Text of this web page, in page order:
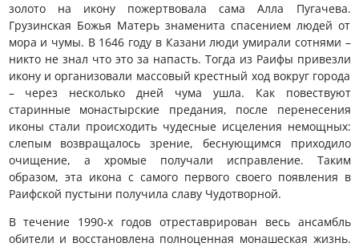
золото на икону пожертвовала сама Алла Пугачева.
Грузинская Божья Матерь знаменита спасением людей от
мора и чумы. В 1646 году в Казани люди умирали сотнями –
никто не знал что это за напасть. Тогда из Раифы привезли
икону и организовали массовый крестный ход вокруг города
– через несколько дней чума ушла. Как повествуют
старинные монастырские предания, после перенесения
иконы стали происходить чудесные исцеления немощных:
слепым возвращалось зрение, беснующимся приходило
очищение, а хромые получали исправление. Таким
образом, эта икона с самого первого своего появления в
Раифской пустыни получила славу Чудотворной.
В течение 1990-х годов отреставрирован весь ансамбль
обители и восстановлена полноценная монашеская жизнь.